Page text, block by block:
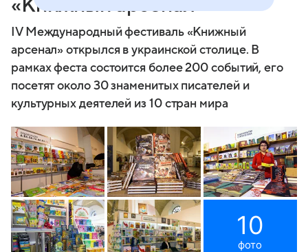
«Книжный арсенал»
ІV Международный фестиваль «Книжный
арсенал» открылся в украинской столице. В
рамках феста состоится более 200 событий, его
посетят около 30 знаменитых писателей и
культурных деятелей из 10 стран мира
10
фото